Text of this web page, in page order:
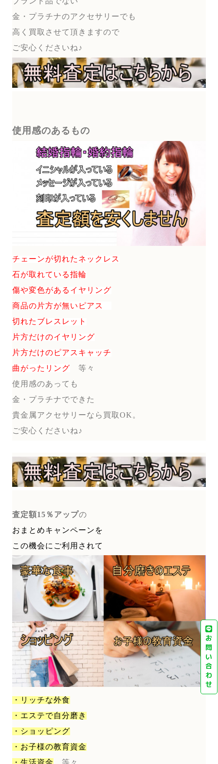
金・プラチナのアクセサリーでも
高く買取させて頂きますので
ご安心くださいね♪
使用感のあるもの
チェーンが切れたネックレス
石が取れている指輪
傷や変色があるイヤリング
商品の片方が無いピアス
切れたブレスレット
片方だけのイヤリング
片方だけのピアスキャッチ
曲がったリング
等々
使用感のあっても
金・プラチナでできた
貴金属アクセサリーなら買取OK。
ご安心くださいね♪
査定額15％アップの
おまとめキャンペーンを
この機会にご利用されて
・リッチな外食
・エステで自分磨き
・ショッピング
・お子様の教育資金
・生活資金
等々
お
問
い
合
わ
せ